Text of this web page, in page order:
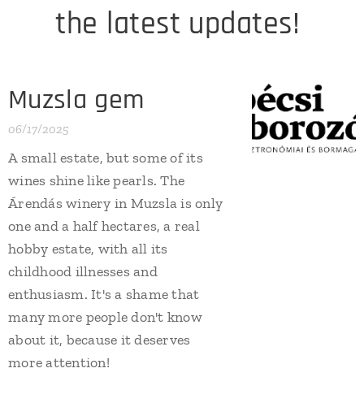
the latest updates!
Muzsla gem
06/17/2025
A small estate, but some of its
wines shine like pearls. The
Árendás winery in Muzsla is only
one and a half hectares, a real
hobby estate, with all its
childhood illnesses and
enthusiasm. It's a shame that
many more people don't know
about it, because it deserves
more attention!